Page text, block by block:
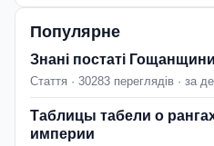
Популярне
Знані постаті Гощанщини
Стаття · 30283 переглядів · за
Таблицы табели о
империи